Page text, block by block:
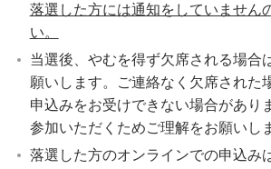
落選した方には通知をしていません
い。
当選後、やむを得ず欠席される場合
願いします。ご連絡なく欠席された
申込みをお受けできない場合があり
参加いただくためご理解をお願いし
落選した方のオンラインでの申込み